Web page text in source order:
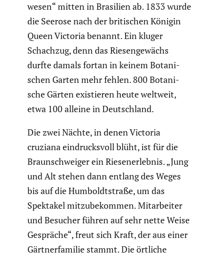
wesen“ mitten in Brasilien ab. 1833 wurde
die Seerose nach der briti­schen Königin
Queen Victoria benannt. Ein kluger
Schachzug, denn das Riesen­ge­wächs
durfte damals fortan in keinem Botani­
schen Garten mehr fehlen. 800 Botani­
sche Gärten existieren heute weltweit,
etwa 100 alleine in Deutsch­land.
Die zwei Nächte, in denen Victoria
cruziana eindrucks­voll blüht, ist für die
Braun­schweiger ein Riesen­er­lebnis. „Jung
und Alt stehen dann entlang des Weges
bis auf die Humboldt­straße, um das
Spektakel mitzu­be­kommen. Mitar­beiter
und Besucher führen auf sehr nette Weise
Gespräche“, freut sich Kraft, der aus einer
Gärtner­fa­milie stammt. Die örtliche